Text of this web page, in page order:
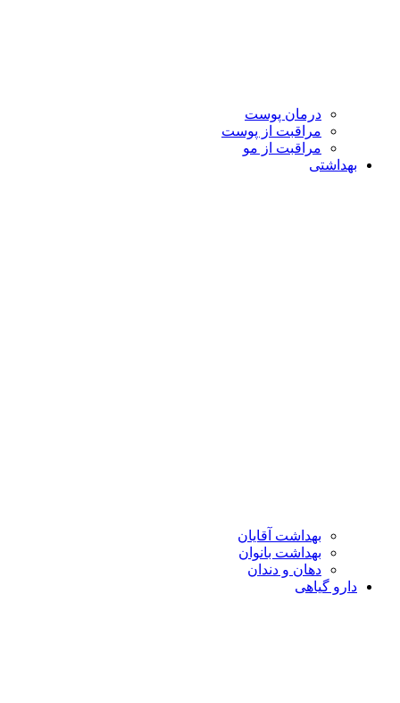
درمان پوست
مراقبت از پوست
مراقبت از مو
بهداشتی
بهداشت آقایان
بهداشت بانوان
دهان و دندان
دارو گیاهی